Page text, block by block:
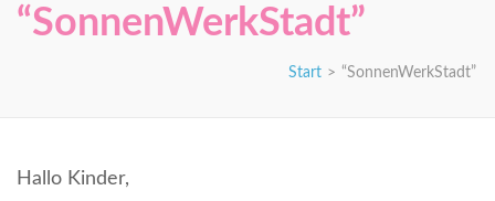
“SonnenWerkStadt”
Start > “SonnenWerkStadt”
Hallo Kinder,